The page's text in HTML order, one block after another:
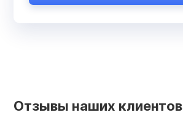
Отзывы наших клиентов